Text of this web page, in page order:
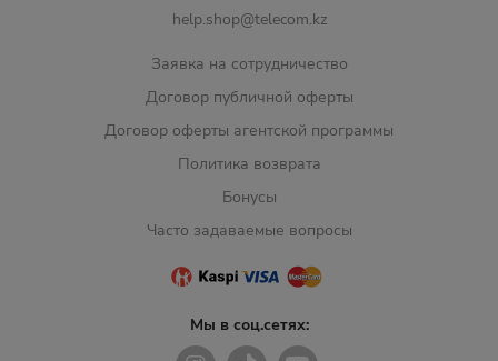
help.shop@telecom.kz
Заявка на сотрудничество
Договор публичной оферты
Договор оферты агентской программы
Политика возврата
Бонусы
Часто задаваемые вопросы
Мы в соц.сетях: